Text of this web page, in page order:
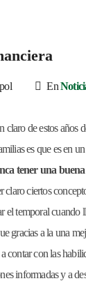
En
claro de estos años
es que es en
tener una
claro ciertos
el temporal cuando
gracias a la una
contar con las
informadas y a